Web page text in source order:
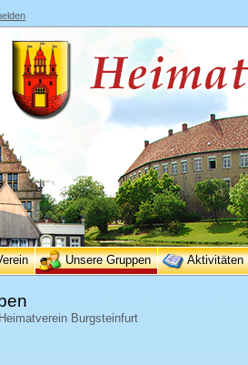
Unsere Gruppen Aktivitäten
Burgsteinfurt